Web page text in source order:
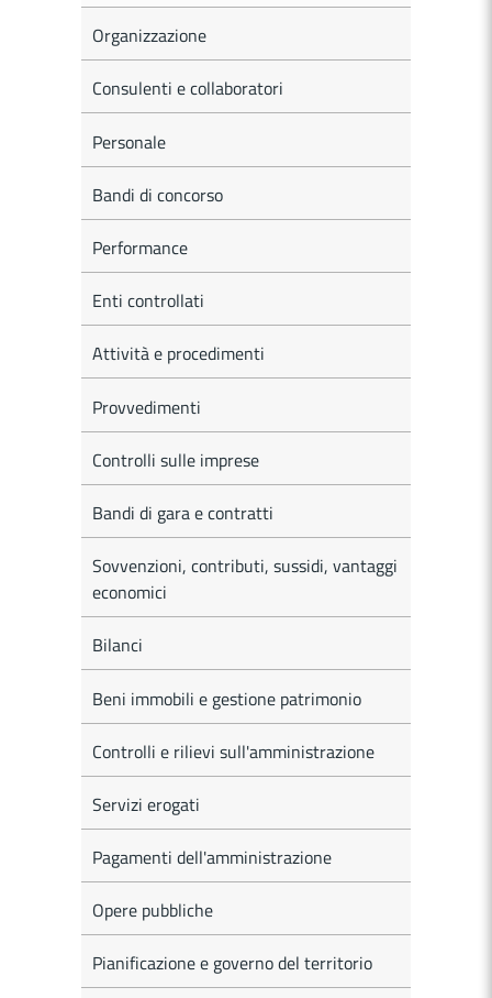
Organizzazione
Consulenti e collaboratori
Personale
Bandi di concorso
Performance
Enti controllati
Attività e procedimenti
Provvedimenti
Controlli sulle imprese
Bandi di gara e contratti
Sovvenzioni, contributi, sussidi, vantaggi
economici
Bilanci
Beni immobili e gestione patrimonio
Controlli e rilievi sull'amministrazione
Servizi erogati
Pagamenti dell'amministrazione
Opere pubbliche
Pianificazione e governo del territorio